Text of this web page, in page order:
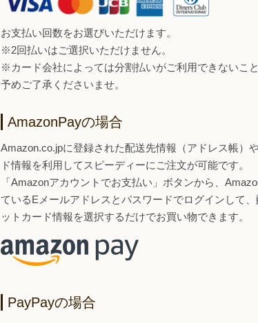
お支払い回数をお選びいただけます。
※2回払いはご選択いただけません。
※カード会社によっては分割払いがご利用できないこと
予めご了承くださいませ。
AmazonPayの場合
Amazon.co.jpに登録された配送先情報（アドレス帳）
ド情報を利用してスピーディーにご注文が可能です。
「Amazonアカウントでお支払い」ボタンから、
ているEメールアドレスとパスワードでログインして
ットカード情報を選択するだけでお買い物できます。
PayPayの場合